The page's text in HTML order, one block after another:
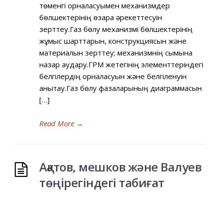
төменгі орналасуымен механизмдер
бөлшектерінің өзара әрекеттесуін
зерттеу.Газ бөлу механизмі бөлшектерінің
жұмыс шарттарын, конструкциясын және
материалын зерттеу; механизмнің сымына
назар аудару.ГРМ жетегінің элементтеріндегі
белгілердің орналасуын және белгіленуін
анықтау.Газ бөлу фазаларының диаграммасын
[…]
Read More →
Ақатов, мешков және Валуев
төңірегіндегі табиғат